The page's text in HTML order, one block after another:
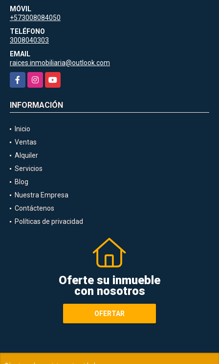
MÓVIL
+573008084050
TELÉFONO
3008040303
EMAIL
raices.inmobiliaria@outlook.com
FacebookInstagramYouTube
INFORMACIÓN
Inicio
Ventas
Alquiler
Servicios
Blog
Nuestra Empresa
Contáctenos
Políticas de privacidad
Oferte su inmueble
con nosotros
OFERTAR